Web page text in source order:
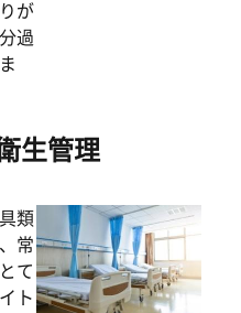
が
過
生管理
類
常
て
ト